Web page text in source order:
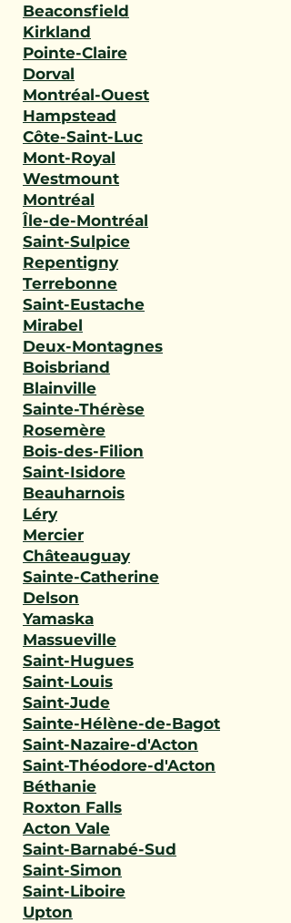
Beaconsfield
Kirkland
Pointe-Claire
Dorval
Montréal-Ouest
Hampstead
Côte-Saint-Luc
Mont-Royal
Westmount
Montréal
Île-de-Montréal
Saint-Sulpice
Repentigny
Terrebonne
Saint-Eustache
Mirabel
Deux-Montagnes
Boisbriand
Blainville
Sainte-Thérèse
Rosemère
Bois-des-Filion
Saint-Isidore
Beauharnois
Léry
Mercier
Châteauguay
Sainte-Catherine
Delson
Yamaska
Massueville
Saint-Hugues
Saint-Louis
Saint-Jude
Sainte-Hélène-de-Bagot
Saint-Nazaire-d'Acton
Saint-Théodore-d'Acton
Béthanie
Roxton Falls
Acton Vale
Saint-Barnabé-Sud
Saint-Simon
Saint-Liboire
Upton